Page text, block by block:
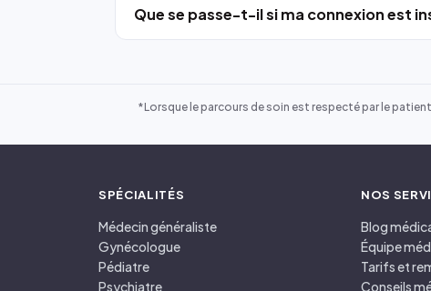
Que se passe-t-il si ma connexion est
*Lorsque le parcours de soin est respecté par le
SPÉCIALITÉS
Médecin généraliste
Gynécologue
Pédiatre
Psychiatre
NOS
Blog
Équipe
Tarifs et
Conseils